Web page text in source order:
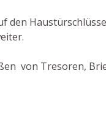
den
von Tresoren,